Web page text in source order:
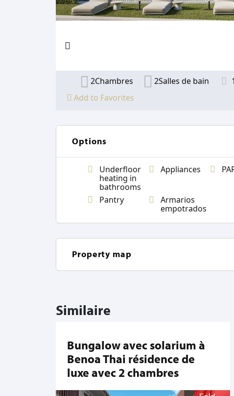
2Chambres 2Salles de bain
Add to Favorites
Options
Underfloor
heating in
bathrooms
Appliances
Pantry
Armarios
empotrados
Property map
Similaire
Bungalow avec solarium à
Benoa Thai résidence de
luxe avec 2 chambres